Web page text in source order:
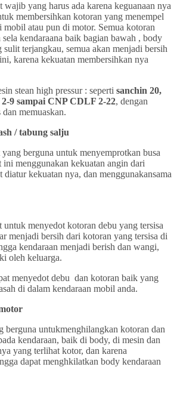
yang harus ada karena keguanaan nya
membersihkan kotoran yang menempel
mobil atau pun di motor. Semua kotoran
kendaraana baik bagian bawah , body
terjangkau, semua akan menjadi bersih
karena kekuatan membersihkan nya
stean high pressur : seperti sanchin 20,
9 sampai CNP CDLF 2-22, dengan
memuaskan.
/ tabung salju
berguna untuk menyemprotkan busa
ini menggunakan kekuatan angin dari
diatur kekuatan nya, dan menggunakansama
menyedot kotoran debu yang tersisa
menjadi bersih dari kotoran yang tersisa di
kendaraan menjadi berish dan wangi,
oleh keluarga.
menyedot debu dan kotoran baik yang
di dalam kendaraan mobil anda.
berguna untukmenghilangkan kotoran dan
kendaraan, baik di body, di mesin dan
yang terlihat kotor, dan karena
dapat menghkilatkan body kendaraan